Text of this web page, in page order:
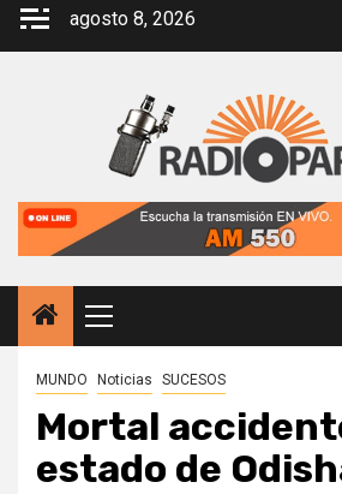
Saltar
agosto 8, 2026
Menú
principal
MUNDO Noticias SUCESOS
Mortal
estado de